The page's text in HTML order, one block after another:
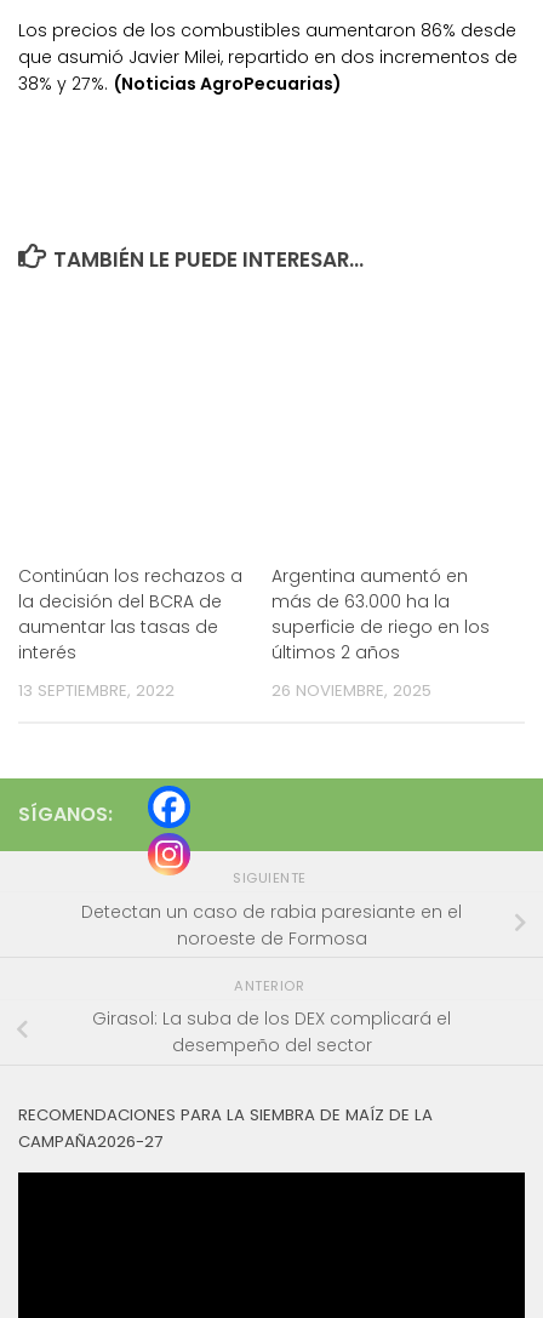
Los precios de los combustibles aumentaron 86% desde
que asumió Javier Milei, repartido en dos incrementos de
38% y 27%. (Noticias AgroPecuarias)
TAMBIÉN LE PUEDE INTERESAR...
Continúan los rechazos a
la decisión del BCRA de
aumentar las tasas de
interés
13 SEPTIEMBRE, 2022
Argentina aumentó en
más de 63.000 ha la
superficie de riego en los
últimos 2 años
26 NOVIEMBRE, 2025
SÍGANOS:
SIGUIENTE
Detectan un caso de rabia paresiante en el
noroeste de Formosa
ANTERIOR
Girasol: La suba de los DEX complicará el
desempeño del sector
RECOMENDACIONES PARA LA SIEMBRA DE MAÍZ DE LA
CAMPAÑA2026-27